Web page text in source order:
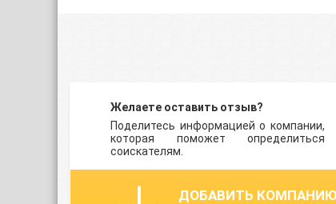
Желаете оставить отзыв?
Поделитесь информацией о компании,
которая поможет определиться
соискателям.
ДОБАВИТЬ КОМПАНИЮ